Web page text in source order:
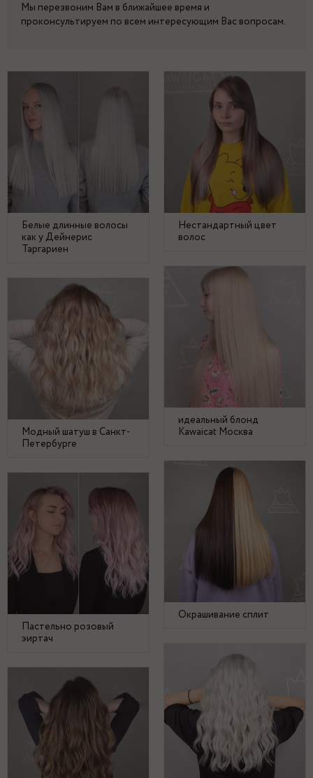
Мы перезвоним Вам в ближайшее время и
проконсультируем по всем интересующим Вас вопросам.
Белые длинные волосы
как у Дейнерис
Таргариен
Нестандартный цвет
волос
идеальный блонд
Kawaicat Москва
Модный шатуш в Санкт-
Петербурге
Окрашивание сплит
Пастельно розовый
эиртач